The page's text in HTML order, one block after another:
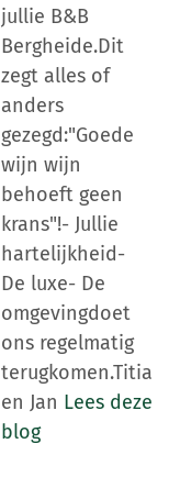
jullie B&B
Bergheide.Dit
zegt alles of
anders
gezegd:"Goede
wijn wijn
behoeft geen
krans"!- Jullie
hartelijkheid-
De luxe- De
omgevingdoet
ons regelmatig
terugkomen.Titia
en Jan Lees deze
blog